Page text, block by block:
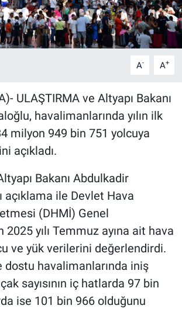
A- A+
ULAŞTIRMA ve Altyapı Bakanı
havalimanlarında yılın ilk
milyon 949 bin 751 yolcuya
açıkladı.
Bakanı Abdulkadir
açıklama ile Devlet Hava
(DHMİ) Genel
yılı Temmuz ayına ait hava
ve yük verilerini değerlendirdi.
dostu havalimanlarında iniş
sayısının iç hatlarda 97 bin
ise 101 bin 966 olduğunu